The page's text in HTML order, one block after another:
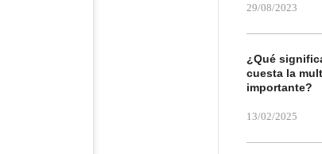
29/08/2023
¿Qué
cuesta la
importante?
13/02/2025